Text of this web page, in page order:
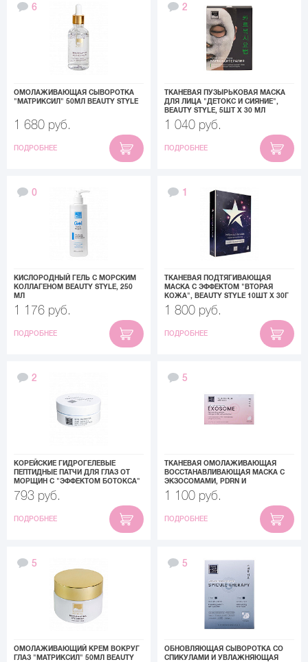
ОМОЛАЖИВАЮЩАЯ СЫВОРОТКА
"МАТРИКСИЛ" 50МЛ BEAUTY STYLE
6
1 680 руб.
ПОДРОБНЕЕ
ТКАНЕВАЯ ПУЗЫРЬКОВАЯ МАСКА
ДЛЯ ЛИЦА "ДЕТОКС И СИЯНИЕ",
BEAUTY STYLE, 5ШТ Х 30 МЛ
2
1 040 руб.
ПОДРОБНЕЕ
КИСЛОРОДНЫЙ ГЕЛЬ С МОРСКИМ
КОЛЛАГЕНОМ BEAUTY STYLE, 250
МЛ
0
1 176 руб.
ПОДРОБНЕЕ
ТКАНЕВАЯ ПОДТЯГИВАЮЩАЯ
МАСКА С ЭФФЕКТОМ "ВТОРАЯ
КОЖА", BEAUTY STYLE 10ШТ Х 30Г
1
1 800 руб.
ПОДРОБНЕЕ
КОРЕЙСКИЕ ГИДРОГЕЛЕВЫЕ
ПЕПТИДНЫЕ ПАТЧИ ДЛЯ ГЛАЗ ОТ
МОРЩИН С "ЭФФЕКТОМ БОТОКСА"
BEAUTY STYLE
2
793 руб.
ПОДРОБНЕЕ
ТКАНЕВАЯ ОМОЛАЖИВАЮЩАЯ
ВОССТАНАВЛИВАЮЩАЯ МАСКА С
ЭКЗОСОМАМИ, PDRN И
КОЛЛАГЕНОМ «REJUVENATING
JELLYFISH COLLAGEN MASK»,
5
1 100 руб.
ПОДРОБНЕЕ
ОМОЛАЖИВАЮЩИЙ КРЕМ ВОКРУГ
ГЛАЗ "МАТРИКСИЛ" 50МЛ BEAUTY
5
ОБНОВЛЯЮЩАЯ СЫВОРОТКА СО
СПИКУЛАМИ И УВЛАЖНЯЮЩАЯ
5